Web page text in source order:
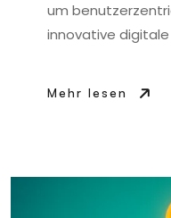
um
innovative
Mehr lesen